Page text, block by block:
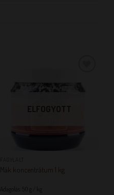
KEDVENCEM!
ELFOGYOTT
Mák koncentrátum 1 kg